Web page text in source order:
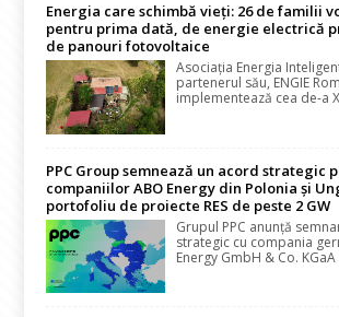
Energia care schimbă vieți: 26 de familii
pentru prima dată, de energie electrică
de panouri fotovoltaice
Asociația Energia
partenerul său, ENGIE
implementează cea de-a
PPC Group semnează un acord strategic
companiilor ABO Energy din Polonia și
portofoliu de proiecte RES de peste 2 GW
Grupul PPC anunță
strategic cu compania
Energy GmbH & Co.